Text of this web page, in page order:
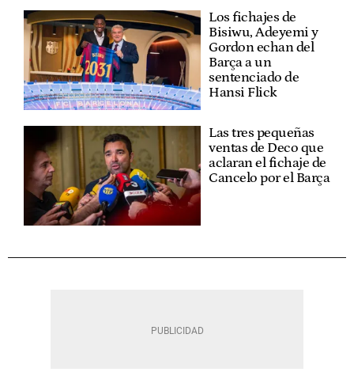
Los fichajes de
Bisiwu, Adeyemi y
Gordon echan del
Barça a un
sentenciado de
Hansi Flick
Las tres pequeñas
ventas de Deco que
aclaran el fichaje de
Cancelo por el Barça